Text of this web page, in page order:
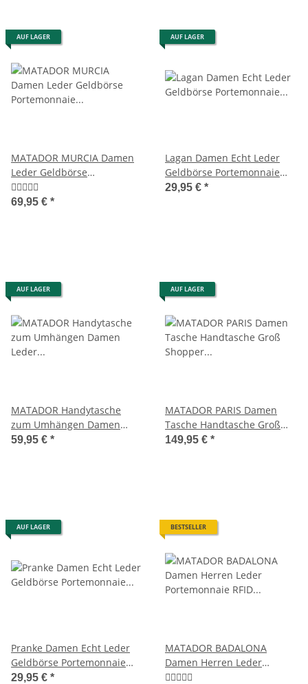
AUF LAGER
MATADOR MURCIA Damen
Leder Geldbörse
Portemonnaie RFID 5 Farben
69,95 € *
AUF LAGER
Lagan Damen Echt Leder
Geldbörse Portemonnaie
Geldbeutel Brieftasche
29,95 € *
AUF LAGER
MATADOR Handytasche
zum Umhängen Damen
Leder Handtasche Schwarz
59,95 € *
AUF LAGER
MATADOR PARIS Damen
Tasche Handtasche Groß
Shopper Leder Retro
149,95 € *
AUF LAGER
Pranke Damen Echt Leder
Geldbörse Portemonnaie
Geldbeutel Brieftasche
29,95 € *
BESTSELLER
MATADOR BADALONA
Damen Herren Leder
Portemonnaie RFID TüV